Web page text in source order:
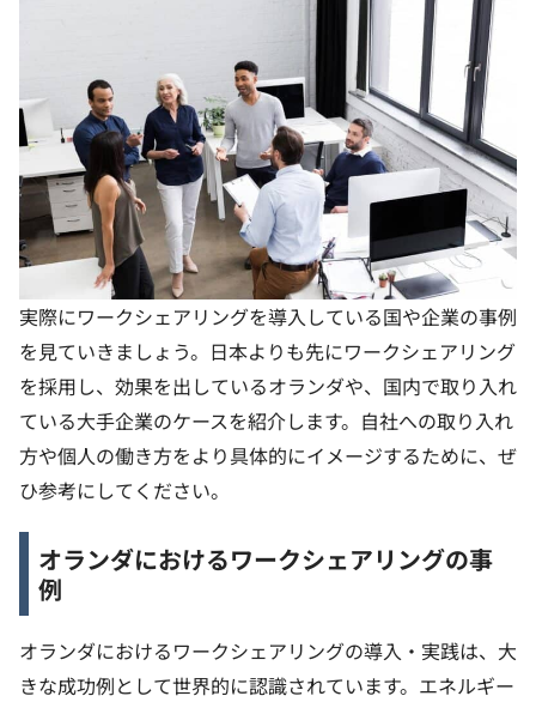
実際にワークシェアリングを導入している国や企業の事例
を見ていきましょう。日本よりも先にワークシェアリング
を採用し、効果を出しているオランダや、国内で取り入れ
ている大手企業のケースを紹介します。自社への取り入れ
方や個人の働き方をより具体的にイメージするために、ぜ
ひ参考にしてください。
オランダにおけるワークシェアリングの事
例
オランダにおけるワークシェアリングの導入・実践は、大
きな成功例として世界的に認識されています。エネルギー